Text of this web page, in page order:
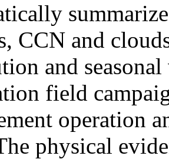
CCN and
and
field
operation
physical